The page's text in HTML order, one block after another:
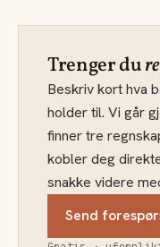
Trenger du
Beskriv kort hva
holder til. Vi går
finner tre
kobler deg
snakke videre
Send